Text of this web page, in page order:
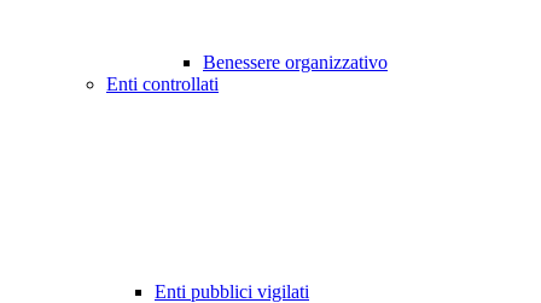
Benessere organizzativo
Enti controllati
Enti pubblici vigilati